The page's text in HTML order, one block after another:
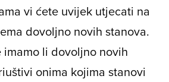
vi ćete uvijek utjecati na
dovoljno novih stanova.
li dovoljno novih
onima kojima stanovi